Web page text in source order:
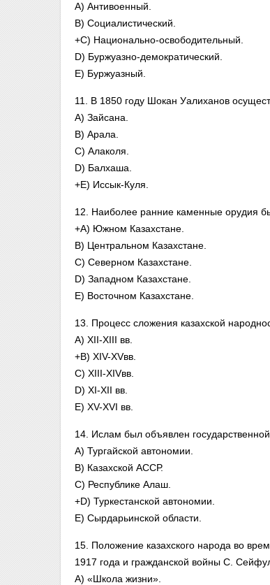
A) Антивоенный.
B) Социалистический.
+C) Национально-освободительный.
D) Буржуазно-демократический.
E) Буржуазный.
11. В 1850 году Шокан Уалиханов
A) Зайсана.
B) Арала.
C) Алаколя.
D) Балхаша.
+E) Иссык-Куля.
12. Наиболее ранние каменные орудия
+A) Южном Казахстане.
B) Центральном Казахстане.
C) Северном Казахстане.
D) Западном Казахстане.
E) Восточном Казахстане.
13. Процесс сложения казахской
А) XII-XIII вв.
+B) XIV-XVвв.
С) XIII-XIVвв.
D) XI-XII вв.
E) XV-XVI вв.
14. Ислам был объявлен
A) Тургайской автономии.
B) Казахской АССР.
C) Республике Алаш.
+D) Туркестанской автономии.
E) Сырдарьинской области.
15. Положение казахского народа во
1917 года и гражданской войны С.
A) «Школа жизни».